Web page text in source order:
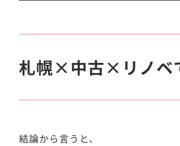
札幌×中古×リノベ
結論から言うと、